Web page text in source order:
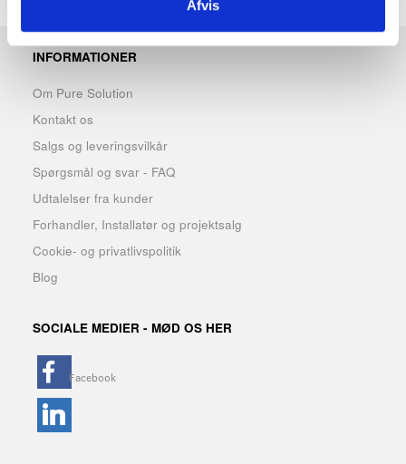
Afvis
INFORMATIONER
Om Pure Solution
Kontakt os
Salgs og leveringsvilkår
Spørgsmål og svar - FAQ
Udtalelser fra kunder
Forhandler, Installatør og projektsalg
Cookie- og privatlivspolitik
Blog
SOCIALE MEDIER - MØD OS HER